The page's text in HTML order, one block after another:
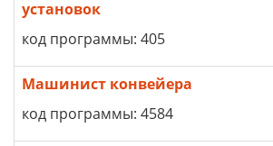
установок
код программы: 405
Машинист конвейера
код программы: 4584